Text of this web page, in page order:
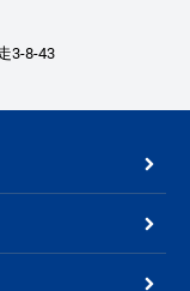
3-8-43